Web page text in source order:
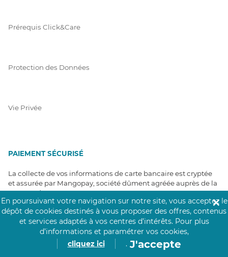
Prérequis Click&Care
Protection des Données
Vie Privée
PAIEMENT SÉCURISÉ
La collecte de vos informations de carte bancaire est cryptée
et assurée par Mangopay, société dûment agréée auprès de la
Banque de France.
En poursuivant votre navigation sur notre site, vous acceptez le
dépôt de cookies destinés à vous proposer des offres, contenus
et services adaptés à vos centres d’intérêts. Pour plus
d’informations et paramétrer vos cookies,
cliquez ici
. J'accepte
✕